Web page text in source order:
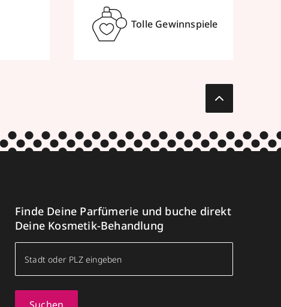
Tolle Gewinnspiele
Finde Deine Parfümerie und buche direkt
Deine Kosmetik-Behandlung